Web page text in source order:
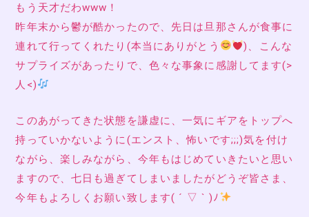
もう天才だわwww！
昨年末から鬱が酷かったので、先日は旦那さんが食事に
連れて行ってくれたり(本当にありがとう
)、こんな
サプライズがあったりで、色々な事象に感謝してます(>
人<)
このあがってきた状態を謙虚に、一気にギアをトップへ
持っていかないように(エンスト、怖いです;;;)気を付け
ながら、楽しみながら、今年もはじめていきたいと思い
ますので、七日も過ぎてしまいましたがどうぞ皆さま、
今年もよろしくお願い致します( ´ ▽ ` )ﾉ